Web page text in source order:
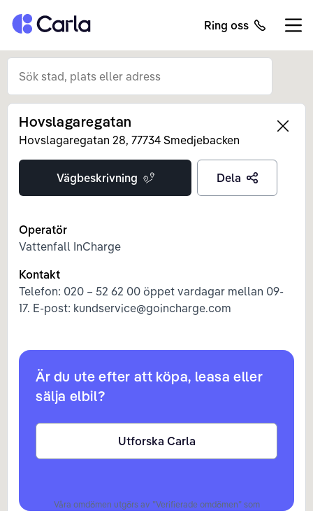
Tillbaka till startsidan Ring oss
Left
Hovslagaregatan
Hovslagaregatan 28, 77734 Smedjebacken
Vägbeskrivning Dela
Operatör
Vattenfall InCharge
Kontakt
Telefon: 020 – 52 62 00 öppet vardagar mellan 09-
17. E-post: kundservice@goincharge.com
Är du ute efter att köpa, leasa eller
sälja elbil?
Utforska Carla
Våra omdömen utgörs av ”Verifierade omdömen” som